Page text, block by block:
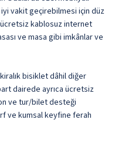
vakit geçirebilmesi için düz
kablosuz internet
ve masa gibi imkânlar ve
bisiklet dâhil diğer
dairede ayrıca ücretsiz
ve tur/bilet desteği
ve kumsal keyfine ferah